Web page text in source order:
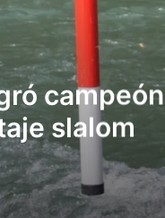
campeón
slalom